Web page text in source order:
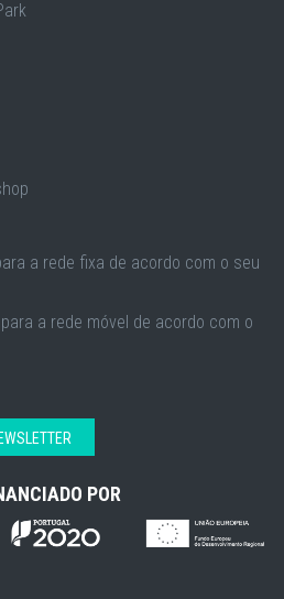
a rede fixa de acordo com o seu
a rede móvel de acordo com o
POR